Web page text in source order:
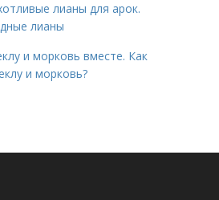
лианы для арок.
лианы
и морковь вместе. Как
и морковь?